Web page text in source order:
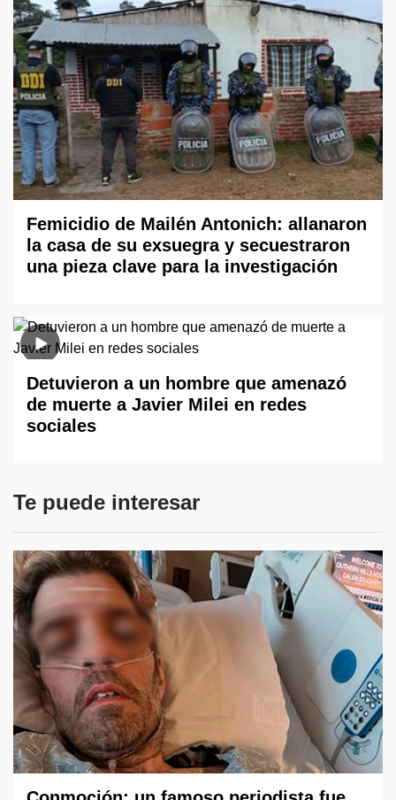
Femicidio de Mailén Antonich: allanaron
la casa de su exsuegra y secuestraron
una pieza clave para la investigación
Detuvieron a un hombre que amenazó
de muerte a Javier Milei en redes
sociales
Te puede interesar